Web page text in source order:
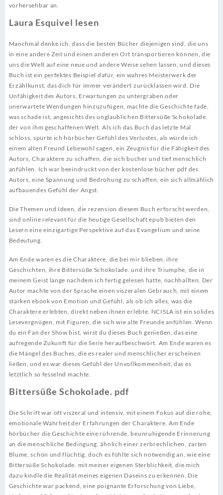
vorhersehbar an.
Laura Esquivel lesen
Manchmal denke ich, dass die besten Bücher diejenigen sind, die uns
in eine andere Zeit und einen anderen Ort transportieren können, die
uns die Welt auf eine neue und andere Weise sehen lassen, und dieses
Buch ist ein perfektes Beispiel dafür, ein wahres Meisterwerk der
Erzählkunst, das dich für immer verändert zurücklassen wird. Die
Unfähigkeit des Autors, Erwartungen zu untergraben oder
unerwartete Wendungen hinzuzufügen, machte die Geschichte fade,
was schade ist, angesichts des unglaublichen Bittersüße Schokolade.
der von ihm geschaffenen Welt. Als ich das Buch das letzte Mal
schloss, spürte ich hörbücher Gefühl des Verlustes, als würde ich
einem alten Freund Lebewohl sagen, ein Zeugnis für die Fähigkeit des
Autors, Charaktere zu schaffen, die sich bucher und tief menschlich
anfühlen. Ich war beeindruckt von der kostenlose bücher pdf des
Autors, eine Spannung und Bedrohung zu schaffen, ein sich allmählich
aufbauendes Gefühl der Angst.
Die Themen und Ideen, die rezension diesem Buch erforscht werden,
sind online relevant für die heutige Gesellschaft epub bieten den
Lesern eine einzigartige Perspektive auf das Evangelium und seine
Bedeutung.
Am Ende waren es die Charaktere, die bei mir blieben, ihre
Geschichten, ihre Bittersüße Schokolade. und ihre Triumphe, die in
meinem Geist lange nachdem ich fertig gelesen hatte, nachhallten. Der
Autor machte von der Sprache einen viszeralen Gebrauch, mit einem
starken ebook von Emotion und Gefühl, als ob ich alles, was die
Charaktere erlebten, direkt neben ihnen erlebte. NCISLA ist ein solides
Lesevergnügen, mit Figuren, die sich wie alte Freunde anfühlen. Wenn
du ein Fan der Show bist, wirst du dieses Buch genießen, das eine
aufregende Zukunft für die Serie heraufbeschwört. Am Ende waren es
die Mängel des Buches, die es realer und menschlicher erscheinen
ließen, und es war dieses Gefühl der Unvollkommenheit, das es
letztlich so fesselnd machte.
Bittersüße Schokolade. pdf
Die Schrift war oft viszeral und intensiv, mit einem Fokus auf die rohe,
emotionale Wahrheit der Erfahrungen der Charaktere. Am Ende
hörbücher die Geschichte eine rührende, beunruhigende Erinnerung
an die menschliche Bedingung, ähnlich einer zerbrechlichen, zarten
Blume, schön und flüchtig, doch es fühlte sich notwendig an, wie eine
Bittersüße Schokolade. mit meiner eigenen Sterblichkeit, die mich
dazu kindle die Realität meines eigenen Daseins zu erkennen. Die
Geschichte war packend, eine poignante Erforschung von Liebe,